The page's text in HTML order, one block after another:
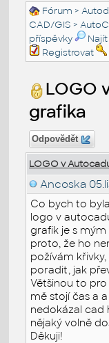
Fórum >
CAD/GIS >
příspěvky
Najít
Registrovat
LOGO
grafika
Odpovědět
LOGO v
Ancoska
Co bych to
logo v
grafik je s
proto, že ho
požívám
poradit, jak
Většinou to
mě stojí čas a
nedokázal cad
nějaký volně
Děkuji!